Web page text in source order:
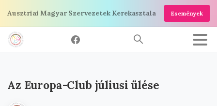
tartalomra
Ausztriai Magyar Szervezetek Kerekasztala Események
Az Europa-Club júliusi ülése